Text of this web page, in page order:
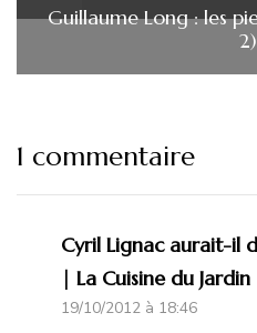
Guillaume Long : les
2)
1 commentaire
Cyril Lignac aurait-il
| La Cuisine du
19/10/2012 à 18:46